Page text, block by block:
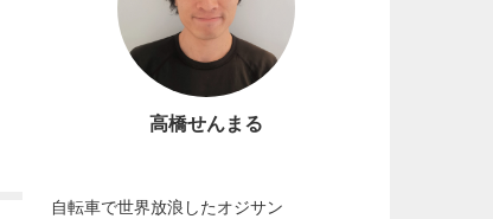
高橋せんまる
自転車で世界放浪したオジサン